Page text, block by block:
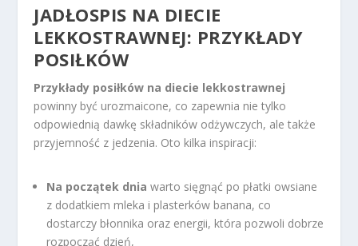
JADŁOSPIS NA DIECIE
LEKKOSTRAWNEJ: PRZYKŁADY
POSIŁKÓW
Przykłady posiłków na diecie lekkostrawnej
powinny być urozmaicone, co zapewnia nie tylko
odpowiednią dawkę składników odżywczych, ale także
przyjemność z jedzenia. Oto kilka inspiracji:
Na początek dnia warto sięgnąć po płatki owsiane
z dodatkiem mleka i plasterków banana, co
dostarczy błonnika oraz energii, która pozwoli dobrze
rozpocząć dzień,